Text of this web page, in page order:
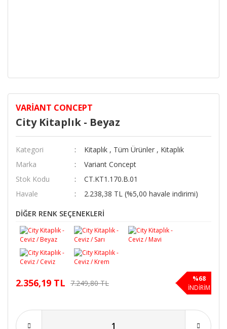
VARIANT CONCEPT
City Kitaplık - Beyaz
Kategori Kitaplık , Tüm Ürünler , Kitaplık
Marka
Variant Concept
Stok Kodu
CT.KT1.170.B.01
Havale
2.238,38 TL (%5,00 havale indirimi)
DİĞER RENK SEÇENEKLERİ
2.356,19 TL 7.249,80 TL
%68
İNDİRİM